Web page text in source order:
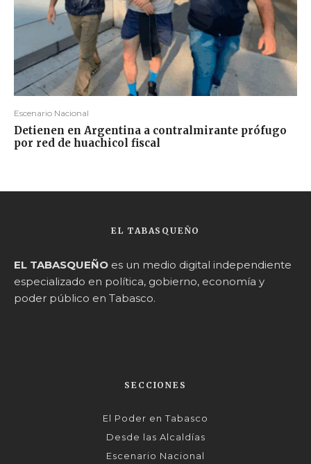
Escenario Nacional
Detienen en Argentina a contralmirante prófugo
por red de huachicol fiscal
EL TABASQUEÑO
EL TABASQUEÑO es un medio digital independiente
especializado en política, gobierno, economía y
poder público en Tabasco.
SECCIONES
El Poder en Tabasco
Desde las Alcaldías
Escenario Nacional